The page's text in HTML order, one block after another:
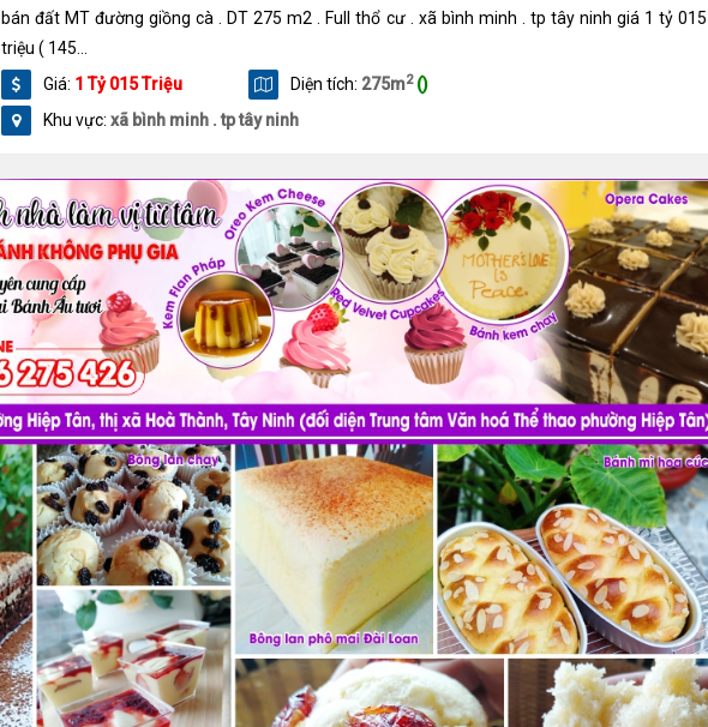
bán đất MT đường giồng cà . DT 275 m2 . Full thổ cư . xã bình minh . tp tây ninh giá 1 tỷ 015
triệu ( 145...
Giá: 1 Tỷ 015 Triệu Diện tích: 275m2 ()
Khu vực: xã bình minh . tp tây ninh